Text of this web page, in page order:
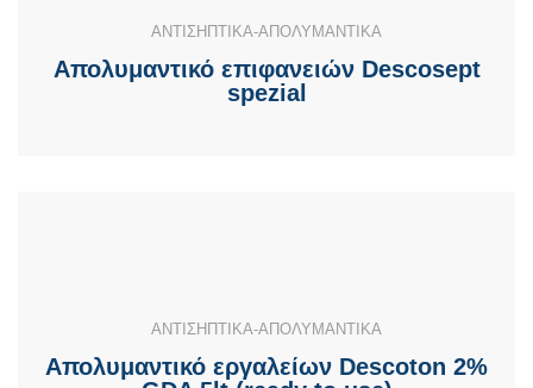
ΑΝΤΙΣΗΠΤΙΚΑ-ΑΠΟΛΥΜΑΝΤΙΚΑ
Απολυμαντικό επιφανειών Descosept
spezial
ΑΝΤΙΣΗΠΤΙΚΑ-ΑΠΟΛΥΜΑΝΤΙΚΑ
Απολυμαντικό εργαλείων Descoton 2%